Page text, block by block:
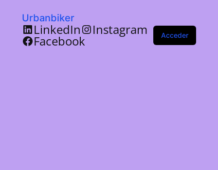
Urbanbiker
LinkedIn Instagram
Facebook Acceder